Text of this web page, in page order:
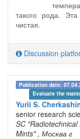
такого рода. Эта
чистая.
Discussion
Publication date:
Evaluate the
Yurii S.
senior research
SC
Mints" , Москва г